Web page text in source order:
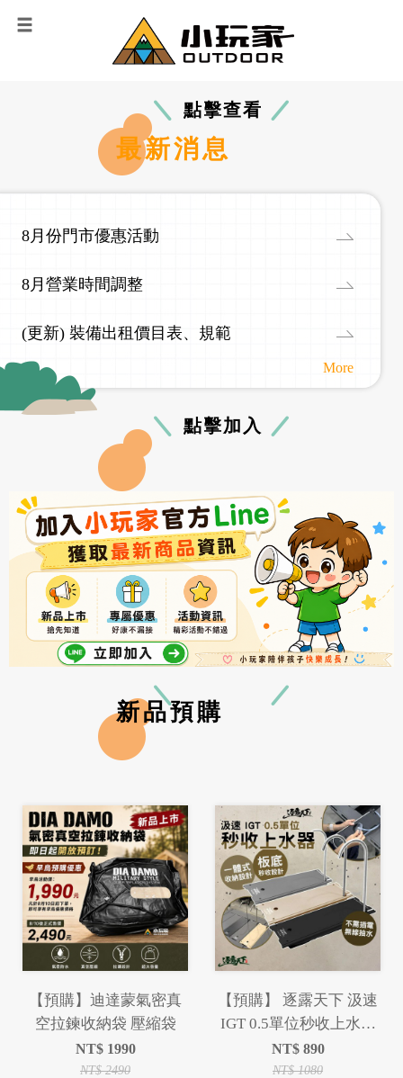
點擊查看
最新消息
8月份門市優惠活動
8月營業時間調整
(更新) 裝備出租價目表、規範
More
點擊加入
新品預購
【預購】迪達蒙氣密真
空拉鍊收納袋 壓縮袋
NT$ 1990
NT$2490
【預購】 逐露天下 汲速
IGT 0.5單位秒收上水器
半單位 抽水器
NT$ 890
NT$1080